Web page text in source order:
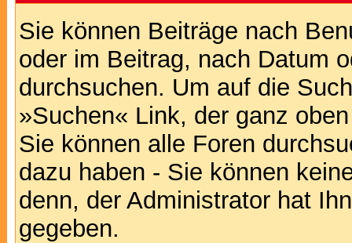
Sie können Beiträge nach
oder im Beitrag, nach Datum
durchsuchen. Um auf die
»Suchen« Link, der ganz
Sie können alle Foren
dazu haben - Sie können
denn, der Administrator hat
gegeben.